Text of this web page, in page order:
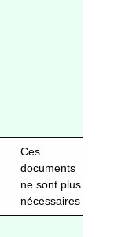
Ces
documents
ne sont plus
nécessaires